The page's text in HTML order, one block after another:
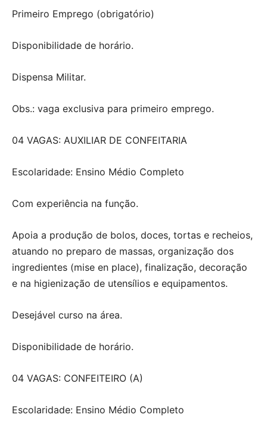
Primeiro Emprego (obrigatório)
Disponibilidade de horário.
Dispensa Militar.
Obs.: vaga exclusiva para primeiro emprego.
04 VAGAS: AUXILIAR DE CONFEITARIA
Escolaridade: Ensino Médio Completo
Com experiência na função.
Apoia a produção de bolos, doces, tortas e recheios,
atuando no preparo de massas, organização dos
ingredientes (mise en place), finalização, decoração
e na higienização de utensílios e equipamentos.
Desejável curso na área.
Disponibilidade de horário.
04 VAGAS: CONFEITEIRO (A)
Escolaridade: Ensino Médio Completo